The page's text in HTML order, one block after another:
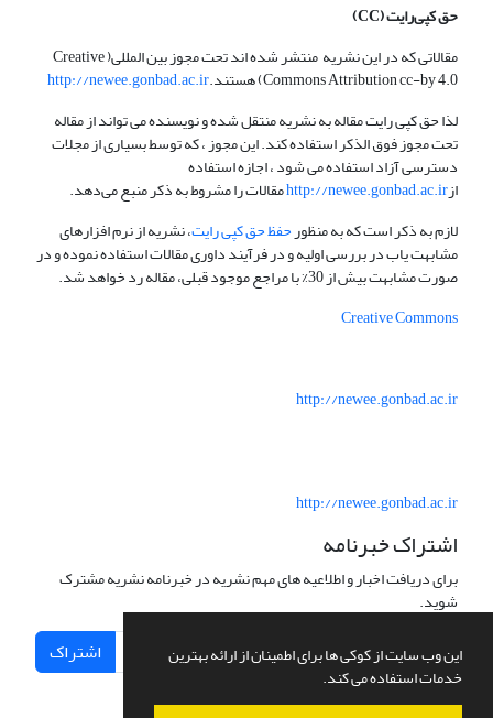
این وب سایت از کوکی ها برای اطمینان از ارائه بهترین
خدمات استفاده می کند.
حق کپی‌رایت(CC)
مقالاتی که در این نشریه منتشر شده اند تحت مجوز بین المللی( Creative
Commons Attribution cc-by 4.0) هستند.
http://newee.gonbad.ac.ir
لذا حق کپی رایت مقاله به نشریه منتقل شده و نویسنده می تواند از مقاله
تحت مجوز فوق الذکر استفاده کند. این مجوز ، که توسط بسیاری از مجلات
دسترسی آزاد استفاده می شود ، اجازه استفاده
ازhttp://newee.gonbad.ac.irمقالات را مشروط به ذکر منبع می‌دهد.
لازم به ذکر است که به منظورحفظ حق کپی رایت، نشریه از نرم افزارهای
مشابهت یاب در بررسی اولیه و در فرآیند داوری مقالات استفاده نموده و در
صورت مشابهت بیش از 30% با مراجع موجود قبلی، مقاله رد خواهد شد.
Creative Commons
http://newee.gonbad.ac.ir
http://newee.gonbad.ac.ir
اشتراک خبرنامه
برای دریافت اخبار و اطلاعیه های مهم نشریه در خبرنامه نشریه مشترک
شوید.
اشتراک